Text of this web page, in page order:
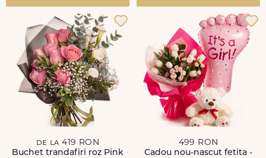
de la 419 RON
Buchet trandafiri roz Pink
499 RON
Cadou nou-nascut fetita -